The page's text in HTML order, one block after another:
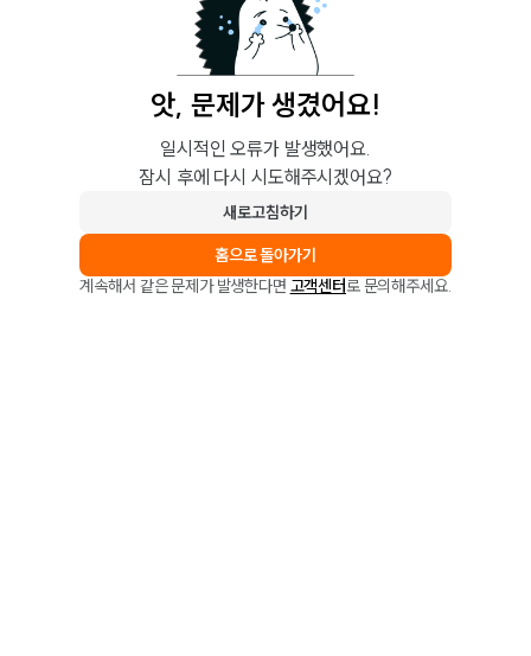
앗, 문제가 생겼어요!
일시적인 오류가 발생했어요.
잠시 후에 다시 시도해주시겠어요?
새로고침하기
홈으로 돌아가기
계속해서 같은 문제가 발생한다면 고객센터로 문의해주세요.